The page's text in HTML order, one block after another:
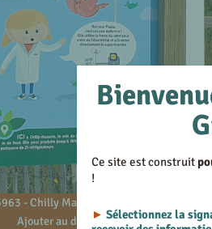
- Chilly Mazarin - 91
Ajouter au devis
Ce site est construit
!
► Sélectionnez la